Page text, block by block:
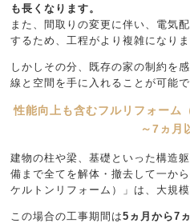
も長くなります。
また、間取りの変更に伴い、電気
するため、工程がより複雑になりま
しかしその分、既存の家の制約を
線と空間を手に入れることが可能で
性能向上も含むフルリフォーム
～7ヵ月
建物の柱や梁、基礎といった構造
備まで全てを解体・撤去して一か
ケルトンリフォーム）」は、大規
この場合の工事期間は5ヵ月から7